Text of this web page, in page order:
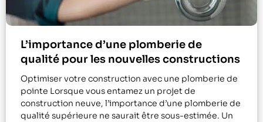
L’importance d’une plomberie de
qualité pour les nouvelles constructions
Optimiser votre construction avec une plomberie de
pointe Lorsque vous entamez un projet de
construction neuve, l’importance d’une plomberie de
qualité supérieure ne saurait être sous-estimée. Un